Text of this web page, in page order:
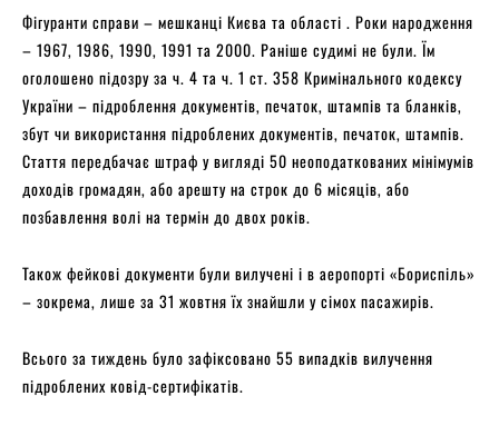
Фігуранти справи – мешканці Києва та області . Роки народження
– 1967, 1986, 1990, 1991 та 2000. Раніше судимі не були. Їм
оголошено підозру за ч. 4 та ч. 1 ст. 358 Кримінального кодексу
України – підроблення документів, печаток, штампів та бланків,
збут чи використання підроблених документів, печаток, штампів.
Стаття передбачає штраф у вигляді 50 неоподаткованих мінімумів
доходів громадян, або арешту на строк до 6 місяців, або
позбавлення волі на термін до двох років.
Також фейкові документи були вилучені і в аеропорті «Бориспіль»
– зокрема, лише за 31 жовтня їх знайшли у сімох пасажирів.
Всього за тиждень було зафіксовано 55 випадків вилучення
підроблених ковід-сертифікатів.